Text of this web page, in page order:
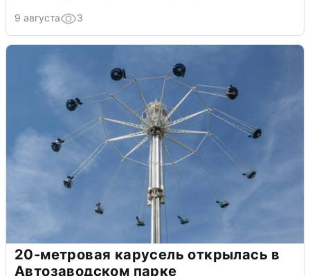
9 августа 3
20-метровая карусель открылась в
Автозаводском парке